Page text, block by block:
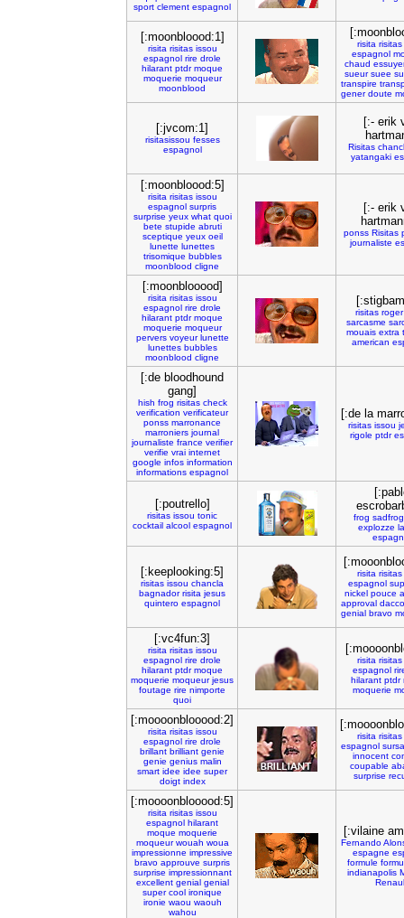
sport clement espagnol
[:moonbloood:1]
risita risitas issou
espagnol rire drole
hilarant ptdr moque
moquerie moqueur
moonblood
risita risitas
espagnol
chaud
sueur suee
transpire
gener doute
[:jvcom:1]
risitasissou fesses
espagnol
[:- erik
Risitas
yatangaki
[:moonbloood:5]
risita risitas issou
espagnol surpris
surprise yeux what quoi
bete stupide abruti
sceptique yeux oeil
lunette lunettes
trisomique bubbles
moonblood cligne
[:- erik
ponss Risitas
journaliste
[:moonblooood]
risita risitas issou
espagnol rire drole
hilarant ptdr moque
moquerie moqueur
pervers voyeur lunette
lunettes bubbles
moonblood cligne
risitas roger
sarcasme
mouais extra
american
[:de bloodhound
gang]
hish frog risitas check
verification verificateur
ponss marronance
marroniers journal
journaliste france verifier
verifie vrai internet
google infos information
informations espagnol
[:de la
risitas issou
rigole ptdr
[:poutrello]
risitas issou tonic
cocktail alcool espagnol
frog sadfrog
explozze
[:keeplooking:5]
risitas issou chancla
bagnador risita jesus
quintero espagnol
risita risitas
espagnol
nickel pouce
approval
genial bravo
[:vc4fun:3]
risita risitas issou
espagnol rire drole
hilarant ptdr moque
moquerie moqueur jesus
foutage rire nimporte
quoi
risita risitas
espagnol
hilarant ptdr
moquerie
[:moooonblooood:2]
risita risitas issou
espagnol rire drole
brillant brilliant genie
genie genius malin
smart idee idee super
doigt index
risita risitas
espagnol
innocent
coupable
surprise
[:moooonblooood:5]
risita risitas issou
espagnol hilarant
moque moquerie
moqueur wouah woua
impressionne impressive
bravo approuve surpris
surprise impressionnant
excellent genial genial
super cool ironique
ironie waou waouh
wahou
[:vilaine
Fernando
espagne
formule
indianapolis